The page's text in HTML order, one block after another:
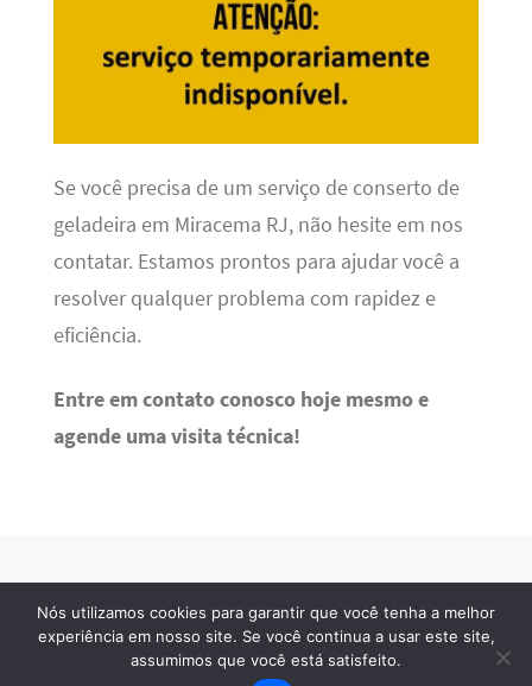
Se você precisa de um serviço de conserto de
geladeira em Miracema RJ, não hesite em nos
contatar. Estamos prontos para ajudar você a
resolver qualquer problema com rapidez e
eficiência.
Entre em contato conosco hoje mesmo e
agende uma visita técnica!
· 2026 © Todos os direitos reservados
Nós utilizamos cookies para garantir que você tenha a melhor
experiência em nosso site. Se você continua a usar este site,
assumimos que você está satisfeito.